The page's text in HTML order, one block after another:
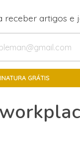
receber artigos e